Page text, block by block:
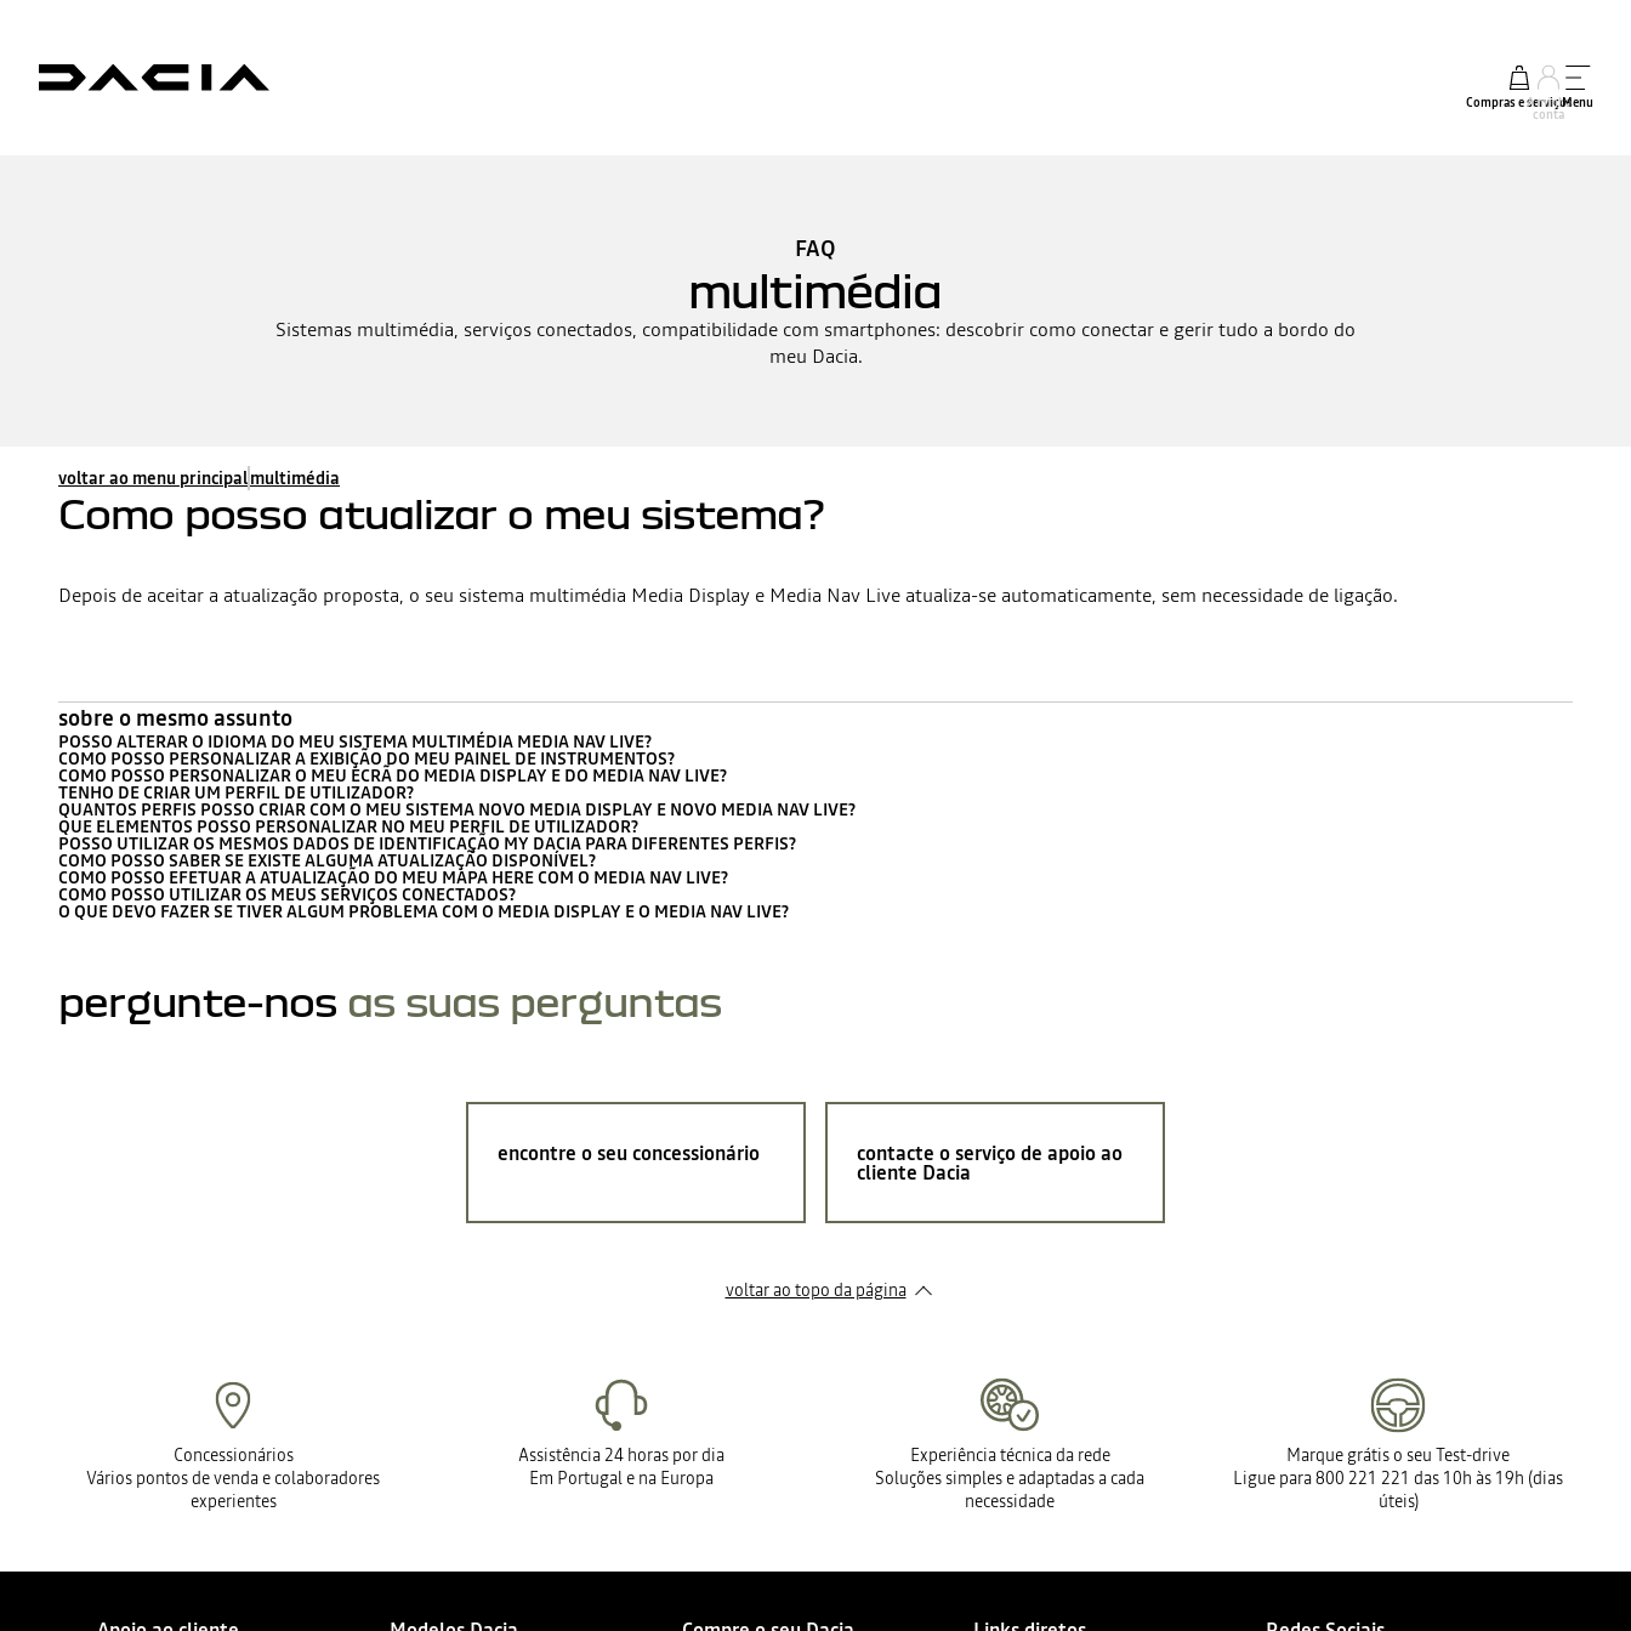
Compras e serviços
A minha
conta
Menu
FAQ
multimédia
Sistemas multimédia, serviços conectados, compatibilidade com smartphones: descobrir como conectar e gerir tudo a bordo do
meu Dacia.
voltar ao menu principalmultimédia
Como posso atualizar o meu sistema?
Depois de aceitar a atualização proposta, o seu sistema multimédia Media Display e Media Nav Live atualiza-se automaticamente, sem necessidade de ligação.
sobre o mesmo assunto
POSSO ALTERAR O IDIOMA DO MEU SISTEMA MULTIMÉDIA MEDIA NAV LIVE?
COMO POSSO PERSONALIZAR A EXIBIÇÃO DO MEU PAINEL DE INSTRUMENTOS?
COMO POSSO PERSONALIZAR O MEU ECRÃ DO MEDIA DISPLAY E DO MEDIA NAV LIVE?
TENHO DE CRIAR UM PERFIL DE UTILIZADOR?
QUANTOS PERFIS POSSO CRIAR COM O MEU SISTEMA NOVO MEDIA DISPLAY E NOVO MEDIA NAV LIVE?
QUE ELEMENTOS POSSO PERSONALIZAR NO MEU PERFIL DE UTILIZADOR?
POSSO UTILIZAR OS MESMOS DADOS DE IDENTIFICAÇÃO MY DACIA PARA DIFERENTES PERFIS?
COMO POSSO SABER SE EXISTE ALGUMA ATUALIZAÇÃO DISPONÍVEL?
COMO POSSO EFETUAR A ATUALIZAÇÃO DO MEU MAPA HERE COM O MEDIA NAV LIVE?
COMO POSSO UTILIZAR OS MEUS SERVIÇOS CONECTADOS?
O QUE DEVO FAZER SE TIVER ALGUM PROBLEMA COM O MEDIA DISPLAY E O MEDIA NAV LIVE?
pergunte-nos as suas perguntas
encontre o seu concessionário contacte o serviço de apoio ao
cliente Dacia
voltar ao topo da página
Concessionários
Vários pontos de venda e colaboradores
experientes
Assistência 24 horas por dia
Em Portugal e na Europa
Experiência técnica da rede
Soluções simples e adaptadas a cada
necessidade
Marque grátis o seu Test-drive
Ligue para 800 221 221 das 10h às 19h (dias
úteis)